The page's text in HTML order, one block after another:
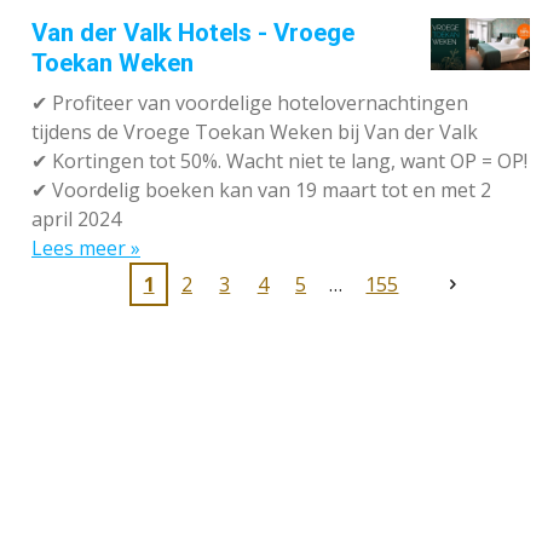
Van der Valk Hotels - Vroege
Toekan Weken
✔ Profiteer van voordelige hotelovernachtingen
tijdens de Vroege Toekan Weken bij Van der Valk
✔ Kortingen tot 50%. Wacht niet te lang, want OP = OP!
✔ Voordelig boeken kan van 19 maart tot en met 2
april 2024
Lees meer »
1
2 3 4 5 155